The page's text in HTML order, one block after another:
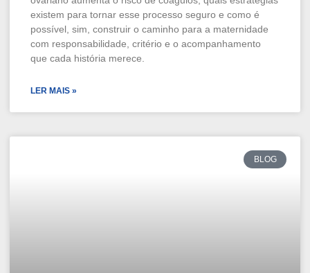
existem para tornar esse processo seguro e como é
possível, sim, construir o caminho para a maternidade
com responsabilidade, critério e o acompanhamento
que cada história merece.
LER MAIS »
BLOG